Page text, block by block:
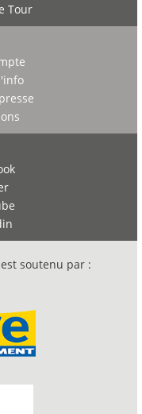
Tour
soutenu par :